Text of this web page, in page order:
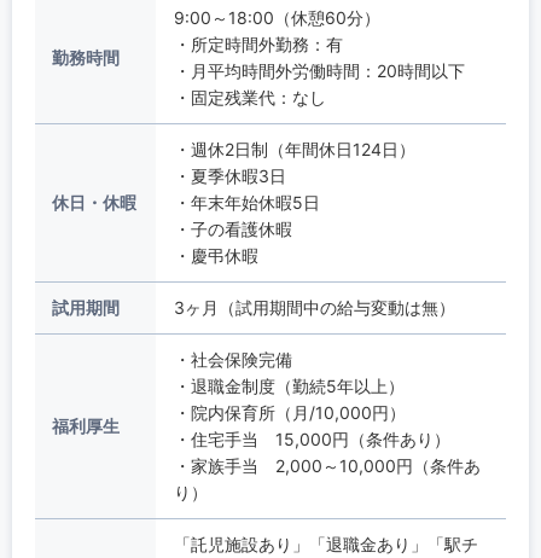
勤務時間
9:00～18:00（休憩60分）
・所定時間外勤務：有
・月平均時間外労働時間：20時間以下
・固定残業代：なし
休日・休暇
・週休2日制（年間休日124日）
・夏季休暇3日
・年末年始休暇5日
・子の看護休暇
・慶弔休暇
試用期間 3ヶ月（試用期間中の給与変動は無）
福利厚生
・社会保険完備
・退職金制度（勤続5年以上）
・院内保育所（月/10,000円）
・住宅手当 15,000円（条件あり）
・家族手当 2,000～10,000円（条件あ
り）
「託児施設あり」「退職金あり」「駅チ